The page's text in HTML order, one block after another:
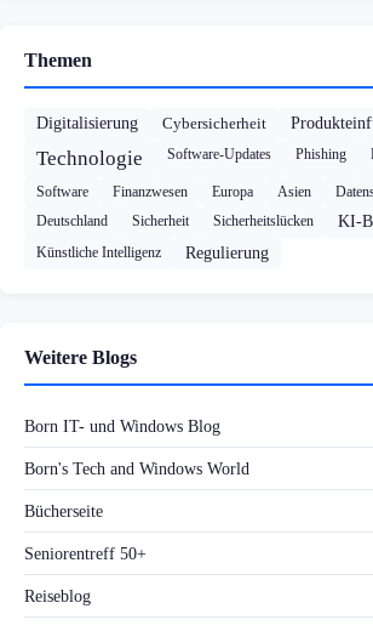
Themen
Digitalisierung Cybersicherheit
Technologie Software-Updates Phishing
Software Finanzwesen Europa Asien
Deutschland
Sicherheit Sicherheitslücken KI-
Künstliche Intelligenz Regulierung
Weitere Blogs
Born IT- und Windows Blog
Born's Tech and Windows World
Bücherseite
Seniorentreff 50+
Reiseblog